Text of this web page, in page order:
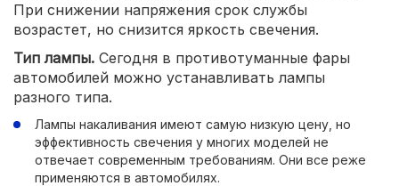
При снижении напряжения срок службы
возрастет, но снизится яркость свечения.
Тип лампы. Сегодня в противотуманные фары
автомобилей можно устанавливать лампы
разного типа.
Лампы накаливания имеют самую низкую цену, но
эффективность свечения у многих моделей не
отвечает современным требованиям. Они все реже
применяются в автомобилях.